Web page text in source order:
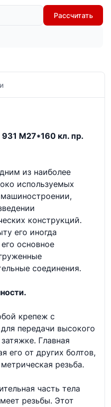
Рассчитать
М27*160 кл. пр.
из наиболее
используемых
конструкций.
его иногда
основное
соединения.
крепеж с
передачи высокого
Главная
его от других болтов,
резьба.
часть тела
резьбы. Этот